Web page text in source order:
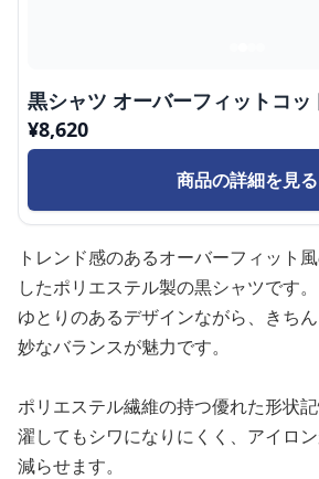
黒シャツ オーバーフィットコッ
¥8,620
商品の詳細を見る
トレンド感のあるオーバーフィット
したポリエステル製の黒シャツです。
ゆとりのあるデザインながら、きち
妙なバランスが魅力です。
ポリエステル繊維の持つ優れた形状
濯してもシワになりにくく、アイロ
減らせます。